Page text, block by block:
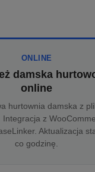
ONLINE
damska
online
hurtownia damska z
Integracja z
Aktualizacja
co godzinę.